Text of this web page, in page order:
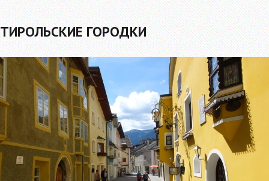
ТИРОЛЬСКИЕ ГОРОДКИ